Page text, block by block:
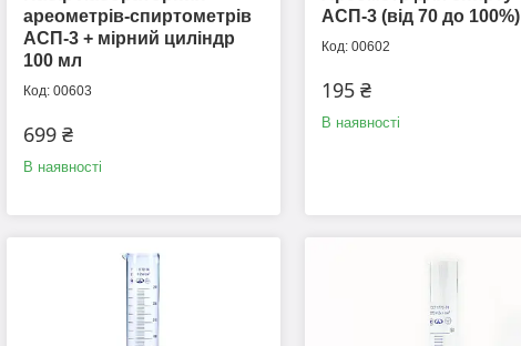
ареометрів-спиртометрів
АСП-3 + мірний циліндр
100 мл
00603
699 ₴
В наявності
АСП-3 (від 70 до 100%)
00602
195 ₴
В наявності